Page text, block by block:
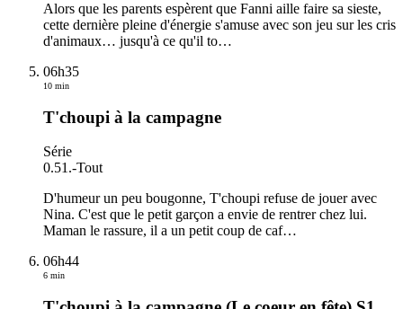
Alors que les parents espèrent que Fanni aille faire sa sieste,
cette dernière pleine d'énergie s'amuse avec son jeu sur les cris
d'animaux… jusqu'à ce qu'il to…
06h35
10 min
T'choupi à la campagne
Série
0.51.-Tout
D'humeur un peu bougonne, T'choupi refuse de jouer avec
Nina. C'est que le petit garçon a envie de rentrer chez lui.
Maman le rassure, il a un petit coup de caf…
06h44
6 min